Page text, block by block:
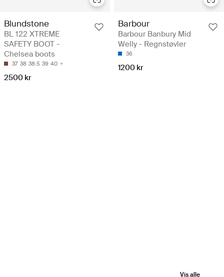
Blundstone
BL 122 XTREME
SAFETY BOOT -
Chelsea boots
37 38 38.5 39 40
2500 kr
Barbour
Barbour Banbury Mid
Welly - Regnstøvler
36
1200 kr
Vis alle